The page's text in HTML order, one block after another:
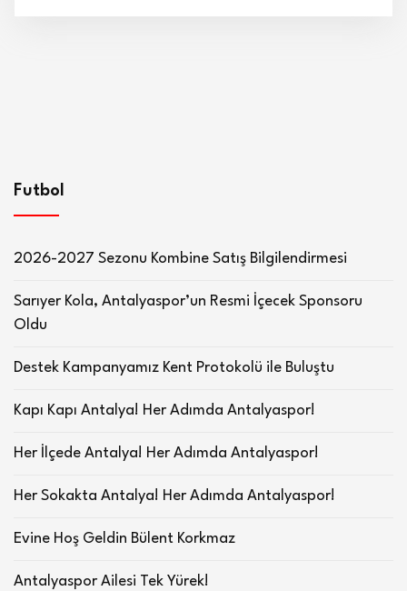
Futbol
2026-2027 Sezonu Kombine Satış Bilgilendirmesi
Sarıyer Kola, Antalyaspor’un Resmi İçecek Sponsoru
Oldu
Destek Kampanyamız Kent Protokolü ile Buluştu
Kapı Kapı Antalya! Her Adımda Antalyaspor!
Her İlçede Antalya! Her Adımda Antalyaspor!
Her Sokakta Antalya! Her Adımda Antalyaspor!
Evine Hoş Geldin Bülent Korkmaz
Antalyaspor Ailesi Tek Yürek!